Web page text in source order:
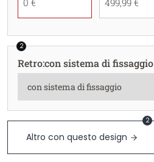
0 € 499,99 €
2
Retro:con sistema di fissaggio
Altro con questo design
2